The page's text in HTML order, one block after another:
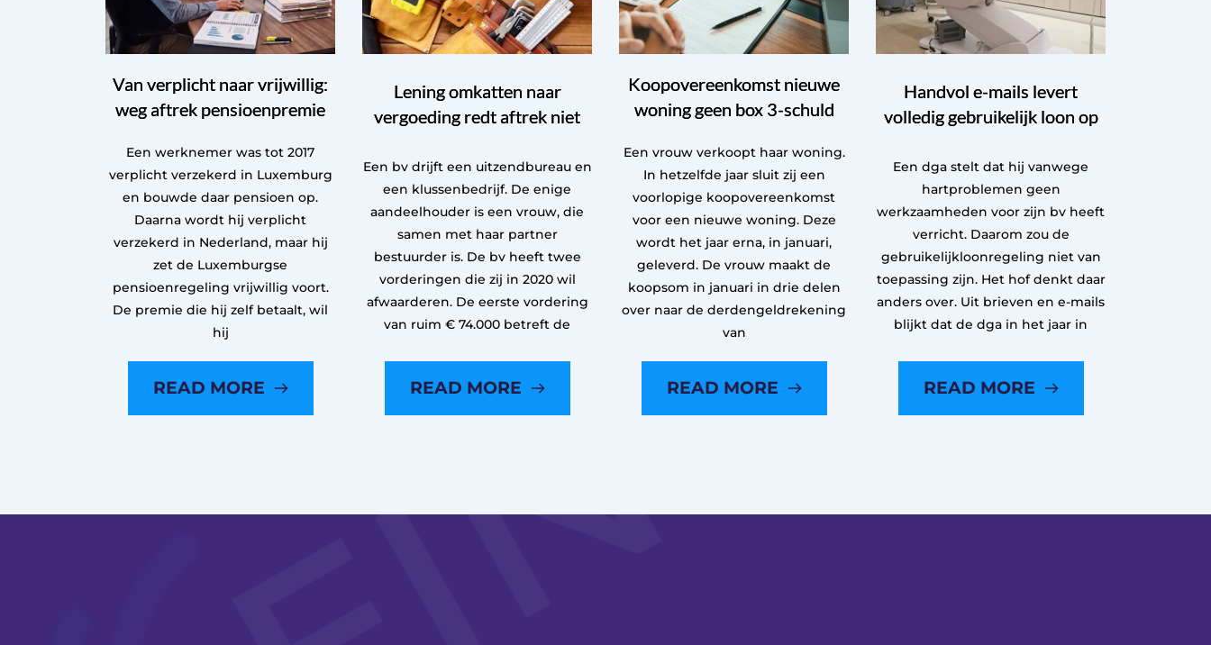
Van verplicht naar vrijwillig:
weg aftrek pensioenpremie
Een werknemer was tot 2017
verplicht verzekerd in Luxemburg
en bouwde daar pensioen op.
Daarna wordt hij verplicht
verzekerd in Nederland, maar hij
zet de Luxemburgse
pensioenregeling vrijwillig voort.
De premie die hij zelf betaalt, wil
hij
READ MORE
Lening omkatten naar
vergoeding redt aftrek niet
Een bv drijft een uitzendbureau en
een klussenbedrijf. De enige
aandeelhouder is een vrouw, die
samen met haar partner
bestuurder is. De bv heeft twee
vorderingen die zij in 2020 wil
afwaarderen. De eerste vordering
van ruim € 74.000 betreft de
READ MORE
Koopovereenkomst nieuwe
woning geen box 3-schuld
Een vrouw verkoopt haar woning.
In hetzelfde jaar sluit zij een
voorlopige koopovereenkomst
voor een nieuwe woning. Deze
wordt het jaar erna, in januari,
geleverd. De vrouw maakt de
koopsom in januari in drie delen
over naar de derdengeldrekening
van
READ MORE
Handvol e-mails levert
volledig gebruikelijk loon op
Een dga stelt dat hij vanwege
hartproblemen geen
werkzaamheden voor zijn bv heeft
verricht. Daarom zou de
gebruikelijkloonregeling niet van
toepassing zijn. Het hof denkt daar
anders over. Uit brieven en e-mails
blijkt dat de dga in het jaar in
READ MORE